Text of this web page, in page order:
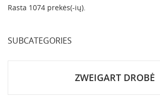
Rasta 1074 prekės(-ių).
SUBCATEGORIES
ZWEIGART DROBĖ